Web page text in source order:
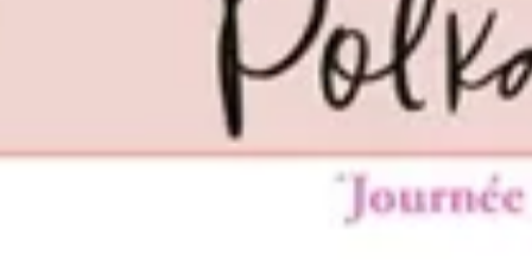
Dennlys Parc
Disney Adventure World
Disneyland Paris
Fééryland
Fraispertuis-City
Cita Parc
Cobac Parc
Denain Evasion
Disney Adventure
Disneyland Paris
Wave Island